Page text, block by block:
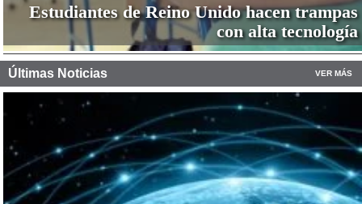
Estudiantes de Reino Unido hacen trampas
con alta tecnología
Últimas Noticias VER MÁS